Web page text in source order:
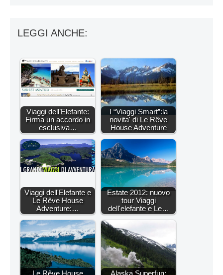
LEGGI ANCHE:
Viaggi dell’Elefante:
Firma un accordo in
esclusiva…
I “Viaggi Smart”:la
novita' di Le Rêve
House Adventure
Viaggi dell'Elefante e
Le Rêve House
Adventure:…
Estate 2012: nuovo
tour Viaggi
dell'elefante e Le…
Le Rêve House
Alaska Superfun: